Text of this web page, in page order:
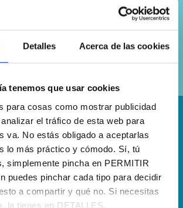
Detalles Acerca de las cookies
tenemos que usar cookies
para cosas como mostrar publicidad
el tráfico de esta web para
va. No estás obligado a aceptarlas
lo más práctico y cómodo. Sí, tú
simplemente pincha en PERMITIR
puedes pinchar cada tipo para decidir
a compartir y qué no. Si necesitas
la tienes en DETALLES.
política de
46 33